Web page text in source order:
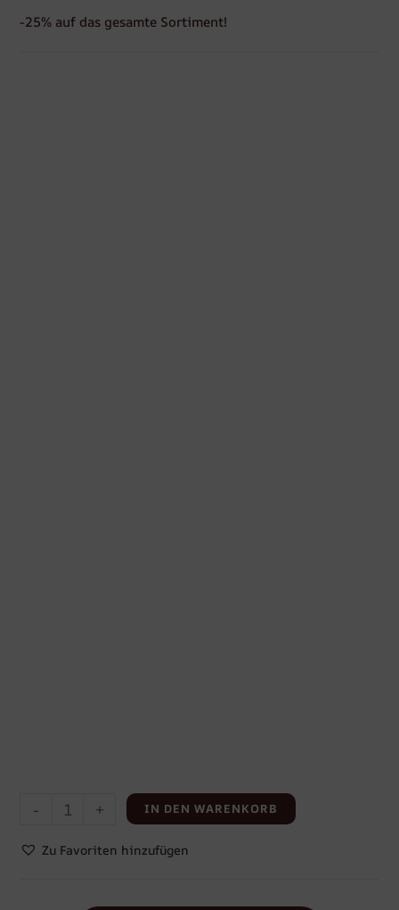
-25% auf das gesamte Sortiment!
- + IN DEN WARENKORB
Zu Favoriten hinzufügen